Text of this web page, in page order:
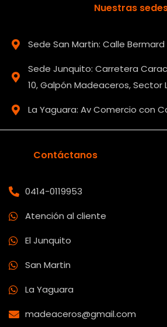
Contáctanos
0414-0119953
Atención al cliente
El Junquito
San Martin
La Yaguara
madeaceros@gmail.com
Nuestras
Sede San Martin: Calle
Sede Junquito: Carretera
10, Galpón Madeaceros, Sector
La Yaguara: Av Comercio con